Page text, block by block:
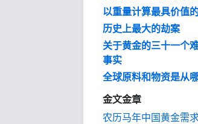
以重量计算最具价值
历史上最大的劫案
关于黄金的三十一个
事实
全球原料和物资是从
金文金章
农历马年中国黄金需